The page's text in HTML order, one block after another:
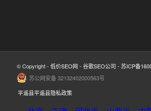
© Copyright - 低价SEO网 - 谷歌SEO公司 - 苏ICP备
苏公网安备 32132402000563号
平遥县平遥县隐私政策